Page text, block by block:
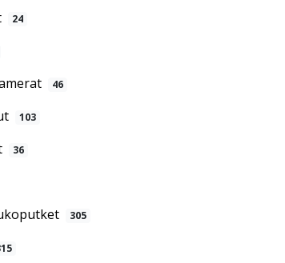
24
46
103
36
305